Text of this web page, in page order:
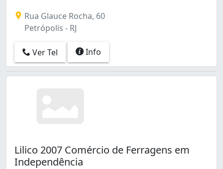
Rua Glauce Rocha, 60
Petrópolis - RJ
Ver Tel Info
Lilico 2007 Comércio de Ferragens em
Independência